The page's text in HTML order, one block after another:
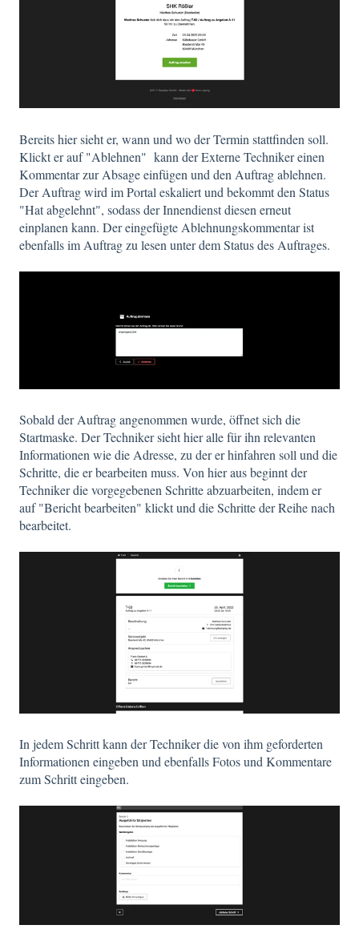
Bereits hier sieht er, wann und wo der Termin stattfinden soll.
Klickt er auf "Ablehnen" kann der Externe Techniker einen
Kommentar zur Absage einfügen und den Auftrag ablehnen.
Der Auftrag wird im Portal eskaliert und bekommt den Status
"Hat abgelehnt", sodass der Innendienst diesen erneut
einplanen kann. Der eingefügte Ablehnungskommentar ist
ebenfalls im Auftrag zu lesen unter dem Status des Auftrages.
Sobald der Auftrag angenommen wurde, öffnet sich die
Startmaske. Der Techniker sieht hier alle für ihn relevanten
Informationen wie die Adresse, zu der er hinfahren soll und die
Schritte, die er bearbeiten muss. Von hier aus beginnt der
Techniker die vorgegebenen Schritte abzuarbeiten, indem er
auf "Bericht bearbeiten" klickt und die Schritte der Reihe nach
bearbeitet.
In jedem Schritt kann der Techniker die von ihm geforderten
Informationen eingeben und ebenfalls Fotos und Kommentare
zum Schritt eingeben.